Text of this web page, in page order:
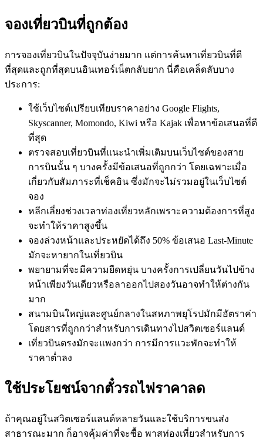
จองเที่ยวบินที่ถูกต้อง
การจองเที่ยวบินในปัจจุบันง่ายมาก แต่การค้นหาเที่ยวบินที่ดี
ที่สุดและถูกที่สุดบนอินเทอร์เน็ตกลับยาก นี่คือเคล็ดลับบาง
ประการ:
ใช้เว็บไซต์เปรียบเทียบราคาอย่าง Google Flights,
Skyscanner, Momondo, Kiwi หรือ Kajak เพื่อหาข้อเสนอที่ดี
ที่สุด
ตรวจสอบเที่ยวบินที่แนะนำเพิ่มเติมบนเว็บไซต์ของสาย
การบินนั้น ๆ บางครั้งมีข้อเสนอที่ถูกกว่า โดยเฉพาะเมื่อ
เกี่ยวกับสัมภาระที่เช็คอิน ซึ่งมักจะไม่รวมอยู่ในเว็บไซต์
จอง
หลีกเลี่ยงช่วงเวลาท่องเที่ยวหลักเพราะความต้องการที่สูง
จะทำให้ราคาสูงขึ้น
จองล่วงหน้าและประหยัดได้ถึง 50% ข้อเสนอ Last-Minute
มักจะหายากในเที่ยวบิน
พยายามที่จะมีความยืดหยุ่น บางครั้งการเปลี่ยนวันไปข้าง
หน้าเพียงวันเดียวหรือลาออกไปสองวันอาจทำให้ต่างกัน
มาก
สนามบินใหญ่และศูนย์กลางในสหภาพยุโรปมักมีอัตราค่า
โดยสารที่ถูกกว่าสำหรับการเดินทางไปสวิตเซอร์แลนด์
เที่ยวบินตรงมักจะแพงกว่า การมีการแวะพักจะทำให้
ราคาต่ำลง
ใช้ประโยชน์จากตั๋วรถไฟราคาลด
ถ้าคุณอยู่ในสวิตเซอร์แลนด์หลายวันและใช้บริการขนส่ง
สาธารณะมาก ก็อาจคุ้มค่าที่จะซื้อ พาสท่องเที่ยวสำหรับการ